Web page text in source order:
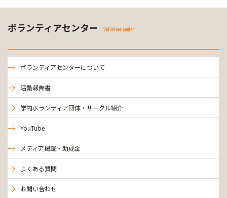
ボランティアセンター Volunteer center
ボランティアセンターについて
活動報告書
学内ボランティア団体・サークル紹介
YouTube
メディア掲載・助成金
よくある質問
お問い合わせ